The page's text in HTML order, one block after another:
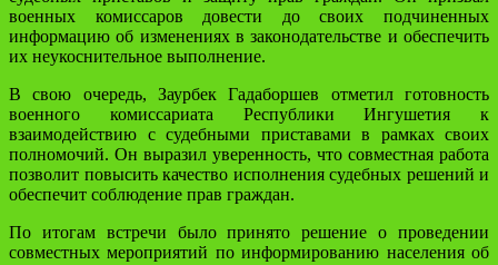
военных комиссаров довести до своих подчиненных
информацию об изменениях в законодательстве и обеспечить
их неукоснительное выполнение.
В свою очередь, Заурбек Гадаборшев отметил готовность
военного комиссариата Республики Ингушетия к
взаимодействию с судебными приставами в рамках своих
полномочий. Он выразил уверенность, что совместная работа
позволит повысить качество исполнения судебных решений и
обеспечит соблюдение прав граждан.
По итогам встречи было принято решение о проведении
совместных мероприятий по информированию населения об